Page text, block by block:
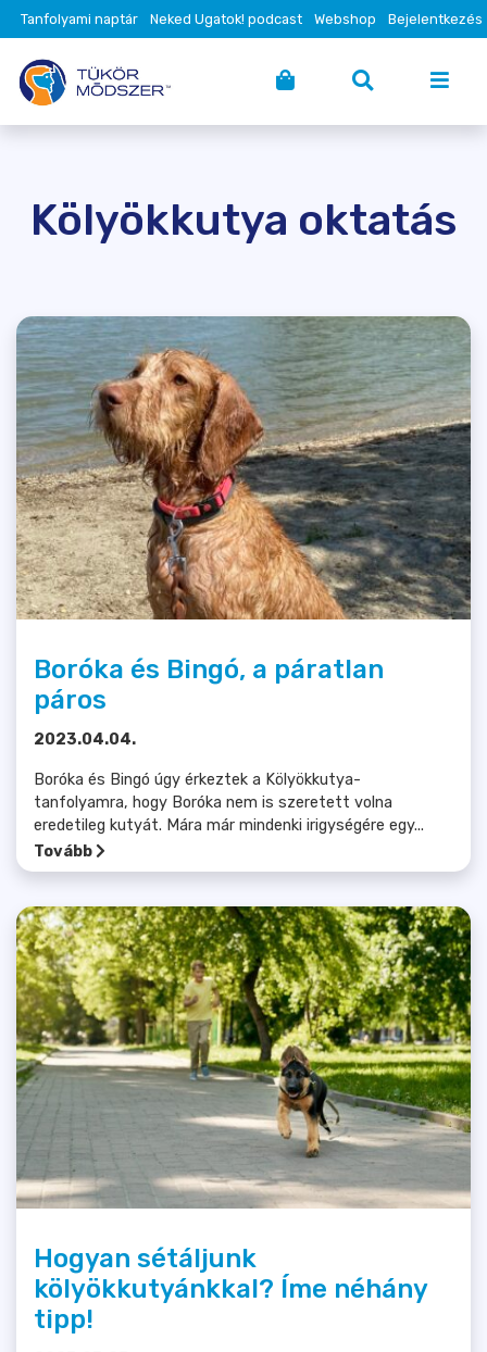
Tanfolyami naptár Neked Ugatok! podcast Webshop Bejelentkezés
Kölyökkutya oktatás
Boróka és Bingó, a páratlan
páros
2023.04.04.
Boróka és Bingó úgy érkeztek a Kölyökkutya-
tanfolyamra, hogy Boróka nem is szeretett volna
eredetileg kutyát. Mára már mindenki irigységére egy...
Tovább
Hogyan sétáljunk
kölyökkutyánkkal? Íme néhány
tipp!